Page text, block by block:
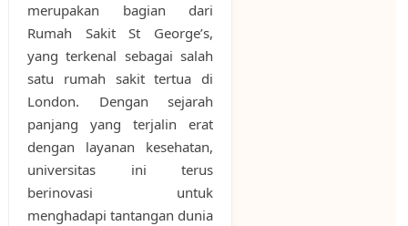
merupakan bagian dari
Rumah Sakit St George’s,
yang terkenal sebagai salah
satu rumah sakit tertua di
London. Dengan sejarah
panjang yang terjalin erat
dengan layanan kesehatan,
universitas ini terus
berinovasi untuk
menghadapi tantangan dunia